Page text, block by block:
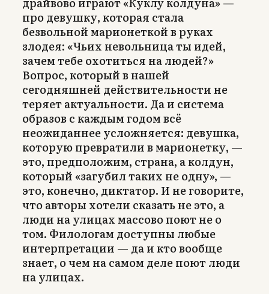
про девушку, которая стала
безвольной марионеткой в руках
злодея: «Чьих невольница ты идей,
зачем тебе охотиться на людей?»
Вопрос, который в нашей
сегодняшней действительности не
теряет актуальности. Да и система
образов с каждым годом всё
неожиданнее усложняется: девушка,
которую превратили в марионетку, —
это, предположим, страна, а колдун,
который «загубил таких не одну», —
это, конечно, диктатор. И не говорите,
что авторы хотели сказать не это, а
люди на улицах массово поют не о
том. Филологам доступны любые
интерпретации — да и кто вообще
знает, о чем на самом деле поют люди
на улицах.